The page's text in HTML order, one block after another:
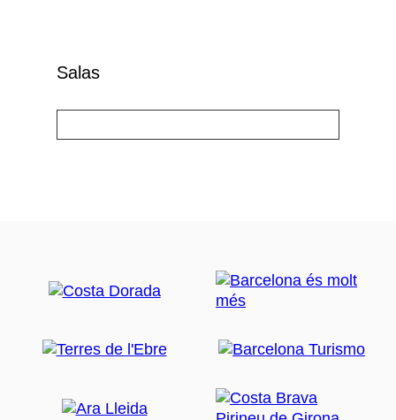
Salas